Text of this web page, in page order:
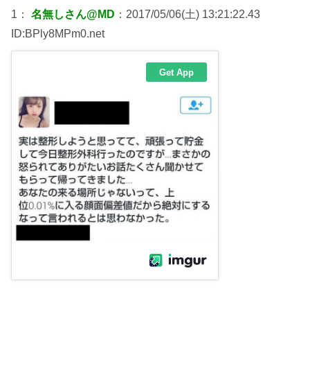
1： 名無しさん@MD ：2017/05/06(土) 13:21:22.43
ID:BPly8MPm0.net